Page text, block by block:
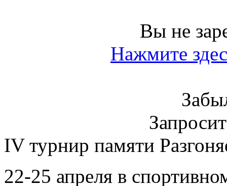
Вы не
Нажмите
IV турнир памяти
22-25 апреля в